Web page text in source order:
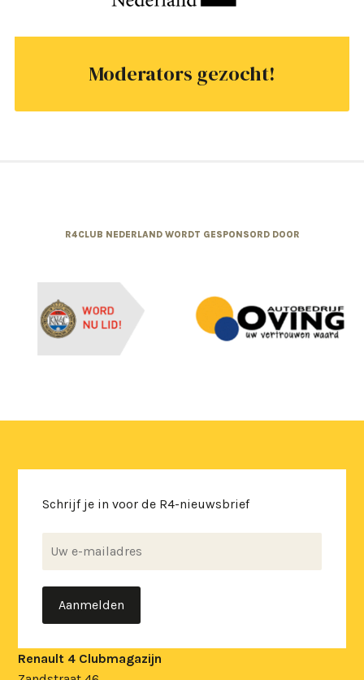
Moderators gezocht!
R4CLUB NEDERLAND WORDT GESPONSORD DOOR
Schrijf je in voor de R4-nieuwsbrief
Renault 4 Clubmagazijn